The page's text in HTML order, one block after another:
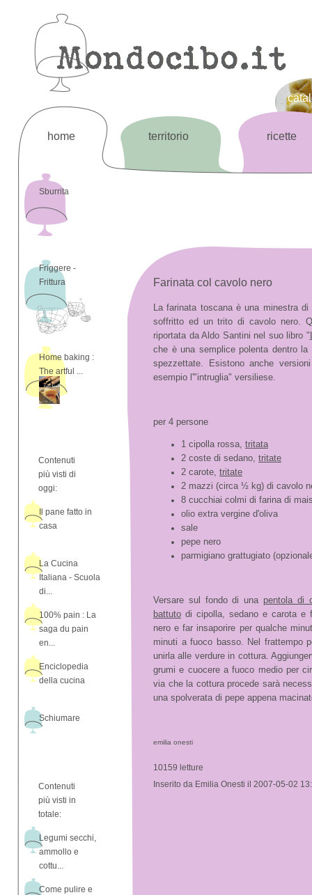
home territorio ricette
Sburrita
Friggere -
Frittura
Home baking :
The artful ...
Contenuti
più visti di
oggi:
Il pane fatto in
casa
La Cucina
Italiana - Scuola
di...
100% pain : La
saga du pain
en...
Enciclopedia
della cucina
Schiumare
Contenuti
più visti in
totale:
Legumi secchi,
ammollo e
cottu...
Come pulire e
Farinata col cavolo nero
La farinata toscana è una minestra
soffritto ed un trito di cavolo nero.
riportata da Aldo Santini nel suo libro "
che è una semplice polenta dentro
spezzettate. Esistono anche
esempio l'"intruglia" versiliese.
per 4 persone
1 cipolla rossa, tritata
2 coste di sedano, tritate
2 carote, tritate
2 mazzi (circa ½ kg) di cavolo
8 cucchiai colmi di farina di
olio extra vergine d'oliva
sale
pepe nero
parmigiano grattugiato
Versare sul fondo di una pentola di
battuto di cipolla, sedano e carota e
nero e far insaporire per qualche
minuti a fuoco basso. Nel frattempo
unirla alle verdure in cottura.
grumi e cuocere a fuoco medio per
via che la cottura procede sarà
una spolverata di pepe appena
emilia onesti
10159 letture
Inserito da Emilia Onesti il 2007-05-02